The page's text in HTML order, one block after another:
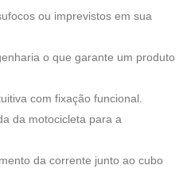
ou imprevistos em sua
o que garante um produto
com fixação funcional.
da motocicleta para a
da corrente junto ao cubo